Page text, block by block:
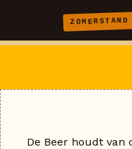
ZOMERSTAND
De Beer houdt